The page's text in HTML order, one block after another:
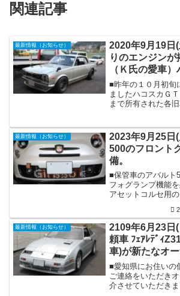
関連記事
最新情報（お知らせ）
2020年9月19
りのエンジン
（Ｋ氏の愛車
仕様です。
■昨年の１０月初旬
ましたハコスカＧ
まで所有された各
さを感じられ、今
ンを追求され制作
Ｌ２８改３.1フルチ
仕様となりますが
回り関連に至るま
見直されています
不運ながら新型コ
りましたので、注
るなど、色々なト
最新情報（お知らせ）
2023年9月25日
500のフロント
備。
■保管車のアバルト
フォグランプ機能
アセットコルセ用
使用時に前方のグ
なり、本来のフォ
なわれていました
いました。そこで
かと思案し物色し
さそうなツインド
けて上部に有るメ
ないかと考え装着
した。フロントグ
最新情報（お知らせ）
2109年6月23
頼車 ﾌｪｱﾚﾃﾞｨ
車)が新たなオ
継がれいく事に
■愛知県にお住いの
ご連絡をいただき
介させていただき